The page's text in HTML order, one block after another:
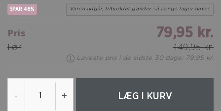
SPAR 46% Varen udgår, tilbuddet gælder så længe lager haves
Pris 79,95 kr.
Før 149,95 kr.
Laveste pris i de sidste 30 dage: 79,95 kr.
- + LÆG I KURV